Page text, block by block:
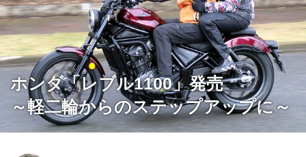
ホンダ「レブル1100」発売
～軽二輪からのステップアップに～